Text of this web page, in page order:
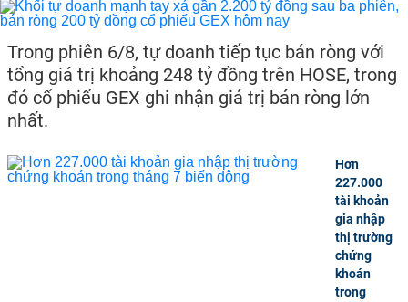
Trong phiên 6/8, tự doanh tiếp tục bán ròng với
tổng giá trị khoảng 248 tỷ đồng trên HOSE, trong
đó cổ phiếu GEX ghi nhận giá trị bán ròng lớn
nhất.
Hơn
227.000
tài khoản
gia nhập
thị trường
chứng
khoán
trong